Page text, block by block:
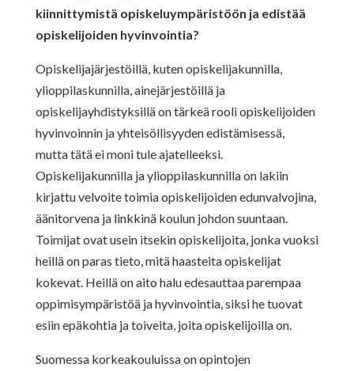
kiinnittymistä opiskeluympäristöön ja edistää
opiskelijoiden hyvinvointia?
Opiskelijajärjestöillä, kuten opiskelijakunnilla,
ylioppilaskunnilla, ainejärjestöillä ja
opiskelijayhdistyksillä on tärkeä rooli opiskelijoiden
hyvinvoinnin ja yhteisöllisyyden edistämisessä,
mutta tätä ei moni tule ajatelleeksi.
Opiskelijakunnilla ja ylioppilaskunnilla on lakiin
kirjattu velvoite toimia opiskelijoiden edunvalvojina,
äänitorvena ja linkkinä koulun johdon suuntaan.
Toimijat ovat usein itsekin opiskelijoita, jonka vuoksi
heillä on paras tieto, mitä haasteita opiskelijat
kokevat. Heillä on aito halu edesauttaa parempaa
oppimisympäristöä ja hyvinvointia, siksi he tuovat
esiin epäkohtia ja toiveita, joita opiskelijoilla on.
Suomessa korkeakouluissa on opintojen